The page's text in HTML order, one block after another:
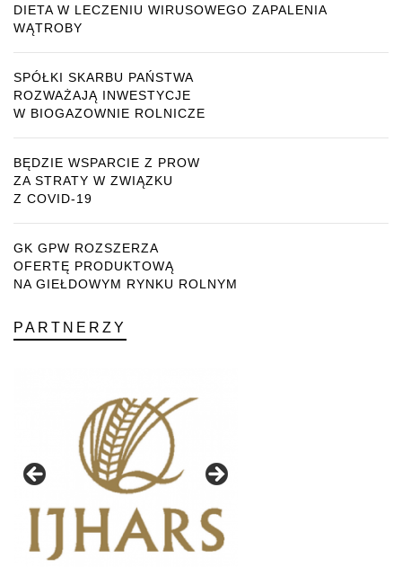
DIETA W LECZENIU WIRUSOWEGO ZAPALENIA
WĄTROBY
SPÓŁKI SKARBU PAŃSTWA
ROZWAŻAJĄ INWESTYCJE
W BIOGAZOWNIE ROLNICZE
BĘDZIE WSPARCIE Z PROW
ZA STRATY W ZWIĄZKU
Z COVID-19
GK GPW ROZSZERZA
OFERTĘ PRODUKTOWĄ
NA GIEŁDOWYM RYNKU ROLNYM
PARTNERZY